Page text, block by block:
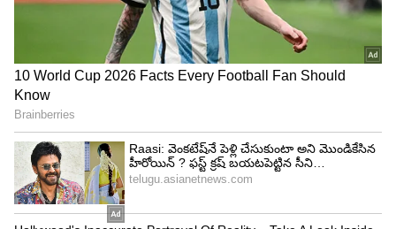
పోలీసులు కాల్ రికార్డులు, లొకేషన్ వివరాలను
పరిశీలిస్తున్నారు.